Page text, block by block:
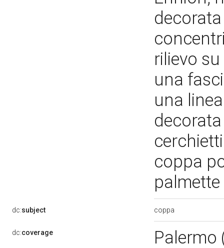
rilievo
una
una
coppa
dc:subject coppa
dc:coverage Palermo